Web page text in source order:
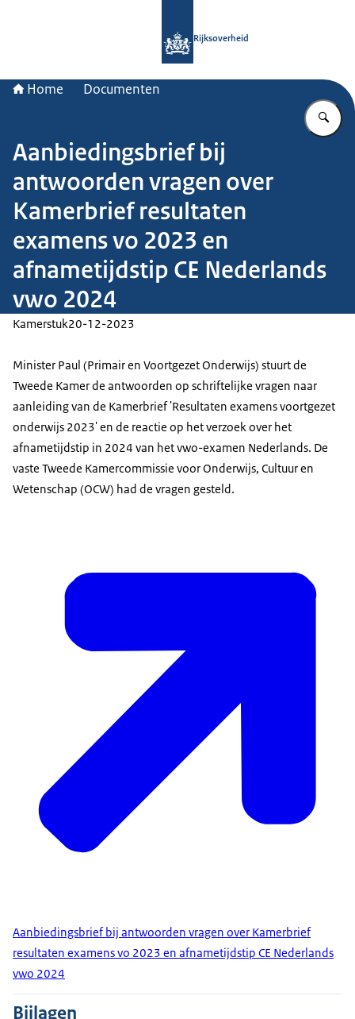
Rijksoverheid
Home Documenten
Aanbiedingsbrief bij
antwoorden vragen over
Kamerbrief resultaten
examens vo 2023 en
afnametijdstip CE Nederlands
vwo 2024
Kamerstuk20-12-2023
Minister Paul (Primair en Voortgezet Onderwijs) stuurt de
Tweede Kamer de antwoorden op schriftelijke vragen naar
aanleiding van de Kamerbrief 'Resultaten examens voortgezet
onderwijs 2023' en de reactie op het verzoek over het
afnametijdstip in 2024 van het vwo-examen Nederlands. De
vaste Tweede Kamercommissie voor Onderwijs, Cultuur en
Wetenschap (OCW) had de vragen gesteld.
Aanbiedingsbrief bij antwoorden vragen over Kamerbrief
resultaten examens vo 2023 en afnametijdstip CE Nederlands
vwo 2024
Bijlagen